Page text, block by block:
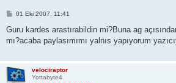
M
s
j
01 Eki 2007, 11:41
Guru kardes arastırabildin mi?Buna ag
mı?acaba paylasımımı yalnıs yapıyorum
velociraptor
Yottabyte4